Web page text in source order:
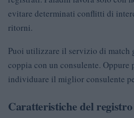
evitare determinati conflitti di
ritorni.
Puoi utilizzare il servizio di
coppia con un consulente.
individuare il miglior consulente
Caratteristiche del